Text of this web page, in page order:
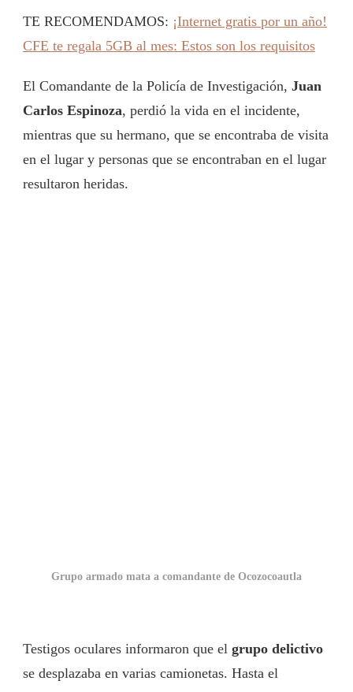
TE RECOMENDAMOS: ¡Internet gratis por un año!
CFE te regala 5GB al mes: Estos son los requisitos
El Comandante de la Policía de Investigación, Juan
Carlos Espinoza, perdió la vida en el incidente,
mientras que su hermano, que se encontraba de visita
en el lugar y personas que se encontraban en el lugar
resultaron heridas.
Grupo armado mata a comandante de Ocozocoautla
Testigos oculares informaron que el grupo delictivo
se desplazaba en varias camionetas. Hasta el